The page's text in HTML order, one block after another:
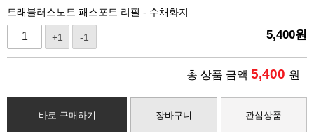
트래블러스노트 패스포트 리필 - 수채화지
+1 -1 5,400원
총 상품 금액 5,400 원
바로 구매하기 장바구니 관심상품